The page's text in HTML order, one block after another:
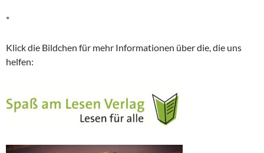
*
Klick die Bildchen für mehr Informationen über die, die uns
helfen: